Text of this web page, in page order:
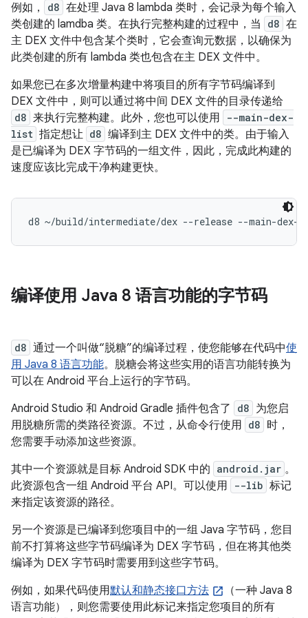
例如，
d8 在处理 Java 8 lambda 类时，会记录为每个输入
类创建的 lamdba 类。在执行完整构建的过程中，当
d8 在
主 DEX 文件中包含某个类时，它会查询元数据，以确保为
此类创建的所有 lambda 类也包含在主 DEX 文件中。
如果您已在多次增量构建中将项目的所有字节码编译到
DEX 文件中，则可以通过将中间 DEX 文件的目录传递给
d8 来执行完整构建。此外，您也可以使用
--main-dex-
list 指定想让 d8 编译到主 DEX 文件中的类。由于输入
是已编译为 DEX 字节码的一组文件，因此，完成此构建的
速度应该比完成干净构建更快。
编译使用 Java 8 语言功能的字节码
d8 通过一个叫做“脱糖”的编译过程，使您能够在代码中使
用 Java 8 语言功能。脱糖会将这些实用的语言功能转换为
可以在 Android 平台上运行的字节码。
Android Studio 和 Android Gradle 插件包含了
d8 为您启
用脱糖所需的类路径资源。不过，从命令行使用 d8 时，
您需要手动添加这些资源。
其中一个资源就是目标 Android SDK 中的 android.jar 。
此资源包含一组 Android 平台 API。可以使用
--lib 标记
来指定该资源的路径。
另一个资源是已编译到您项目中的一组 Java 字节码，您目
前不打算将这些字节码编译为 DEX 字节码，但在将其他类
编译为 DEX 字节码时需要用到这些字节码。
例如，如果代码使用默认和静态接口方法
（一种 Java 8
语言功能），则您需要使用此标记来指定您项目的所有